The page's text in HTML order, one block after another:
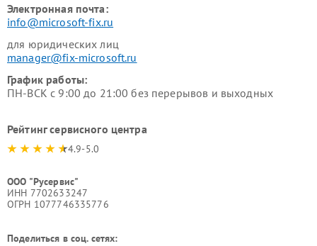
Электронная почта:
info@microsoft-fix.ru
для юридических лиц
manager@fix-microsoft.ru
График работы:
ПН-ВСК с 9:00 до 21:00 без перерывов и выходных
Рейтинг сервисного центра
4.9-5.0
ООО "Русервис"
ИНН 7702633247
ОГРН 1077746335776
Поделиться в соц. сетях: